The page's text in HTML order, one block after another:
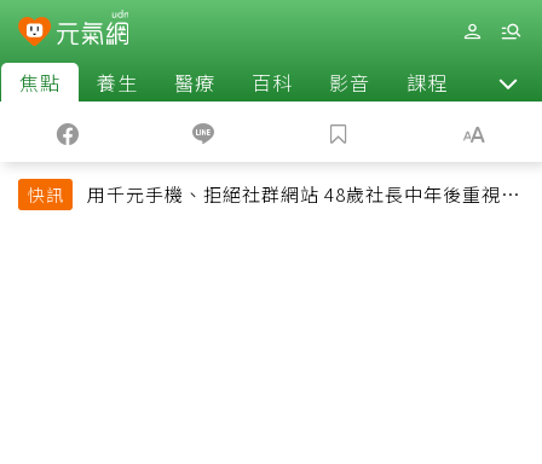
焦點 養生 醫療 百科 影音 課程 退休
快訊
用千元手機、拒絕社群網站 48歲社長中年後重視和